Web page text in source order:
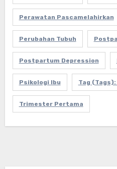
Perawatan Pascamelahirkan
Perubahan Tubuh
Postpartum Depression
Psikologi Ibu Tag
Trimester Pertama